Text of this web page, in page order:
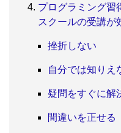
プログラミング習
スクールの受講が
挫折しない
自分では知りえ
疑問をすぐに解
間違いを正せる